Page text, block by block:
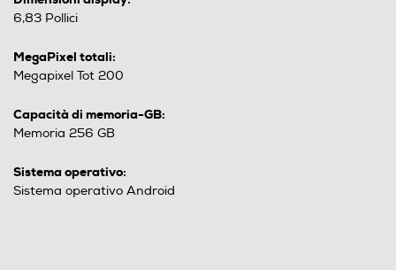
6,83 Pollici
MegaPixel totali:
Megapixel Tot 200
Capacità di memoria-GB:
Memoria 256 GB
Sistema operativo:
Sistema operativo Android